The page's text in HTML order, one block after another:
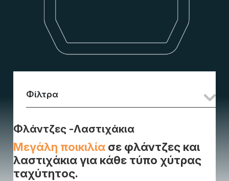
Φίλτρα
Φλάντζες -Λαστιχάκια
Μεγάλη ποικιλία σε φλάντζες και
λαστιχάκια για κάθε τύπο χύτρας
ταχύτητος.